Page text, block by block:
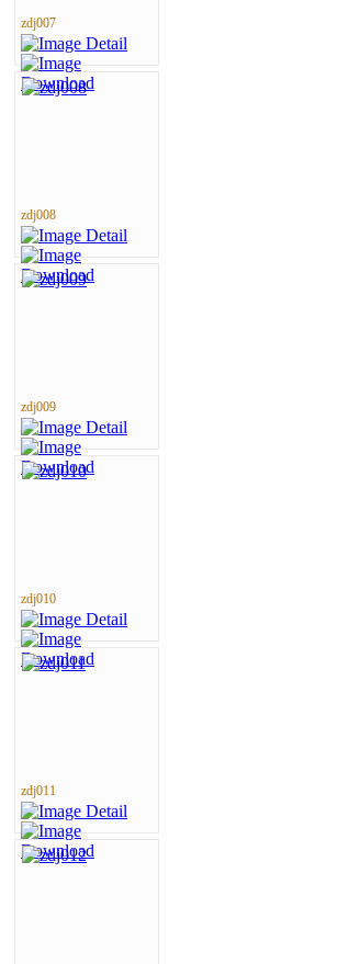
zdj007
zdj008
zdj009
zdj010
zdj011